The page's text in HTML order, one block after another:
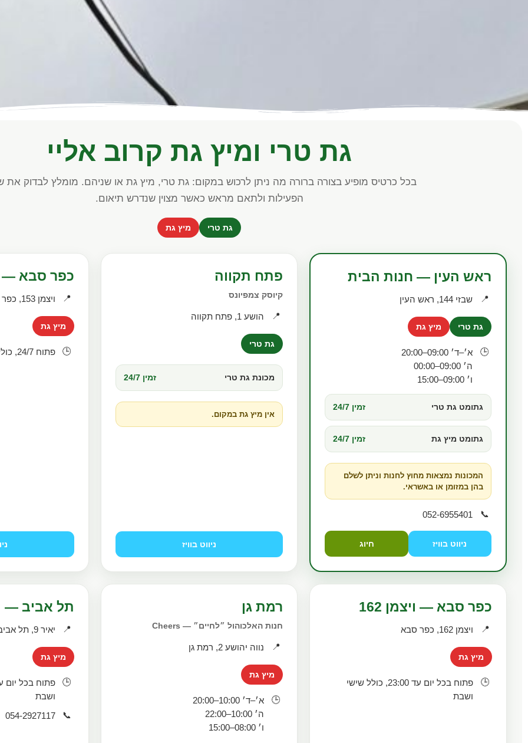
גת טרי ומיץ גת קרוב אליי
בכל כרטיס מופיע בצורה ברורה מה ניתן לרכוש במקום: גת טרי, מיץ גת או שניהם. מומלץ לבדוק את
הפעילות ולתאם מראש כאשר מצוין שנדרש תיאום.
גת טרי מיץ גת
ראש העין — חנות הבית
📍 שבזי 144, ראש העין
גת טרי מיץ גת
🕒
א׳–ד׳ 09:00–20:00
ה׳ 09:00–00:00
ו׳ 09:00–15:00
גתומט גת טרי זמין 24/7
גתומט מיץ גת זמין 24/7
המכונות נמצאות מחוץ לחנות וניתן לשלם
בהן במזומן או באשראי.
📞
052-6955401
ניווט בוויז חיוג
פתח תקווה
קיוסק צמפיונס
📍 הושע 1, פתח תקווה
גת טרי
מכונת גת טרי זמין 24/7
אין מיץ גת במקום.
ניווט בוויז
כפר סבא —
📍 ויצמן 153, כפר סבא
מיץ גת
🕒 פתוח 24/7, כולל שישי ושבת
כפר סבא — ויצמן 162
📍 ויצמן 162, כפר סבא
מיץ גת
🕒
פתוח בכל יום עד 23:00, כולל שישי
ושבת
רמת גן
חנות האלכוהול ״לחיים״ — Cheers
📍 נווה יהושע 2, רמת גן
מיץ גת
🕒
א׳–ד׳ 10:00–20:00
ה׳ 10:00–22:00
ו׳ 08:00–15:00
תל אביב —
📍 יאיר 9, תל אביב
מיץ גת
🕒
ושבת
📞
054-2927117